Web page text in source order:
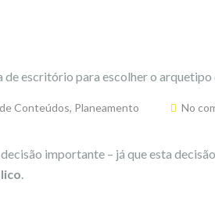
Conteúdos, Planeamento No
importante – já que esta
.